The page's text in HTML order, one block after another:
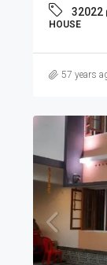
32022
HOUSE
57 years